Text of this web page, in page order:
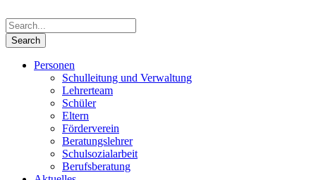
Personen
Schulleitung und Verwaltung
Lehrerteam
Schüler
Eltern
Förderverein
Beratungslehrer
Schulsozialarbeit
Berufsberatung